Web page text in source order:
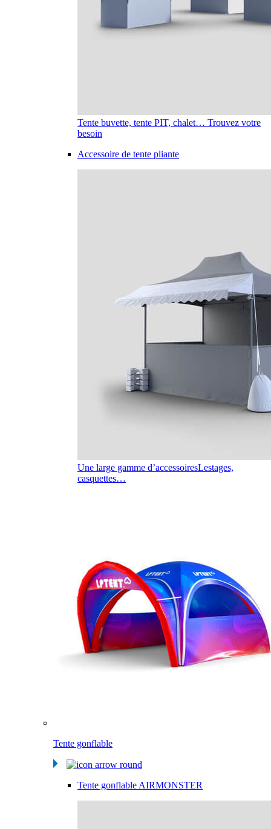
Tente buvette, tente PIT, chalet… Trouvez votre
besoin
Accessoire de tente pliante
Une large gamme d’accessoiresLestages,
casquettes…
Tente gonflable
Tente gonflable AIRMONSTER